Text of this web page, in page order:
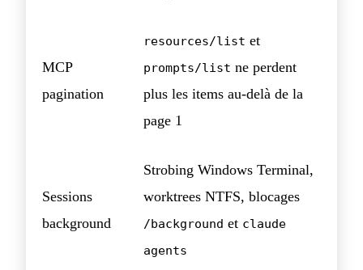
MCP
pagination
resources/list et
prompts/list ne perdent
plus les items au-delà de la
page 1
Sessions
background
Strobing Windows Terminal,
worktrees NTFS, blocages
/background et claude
agents